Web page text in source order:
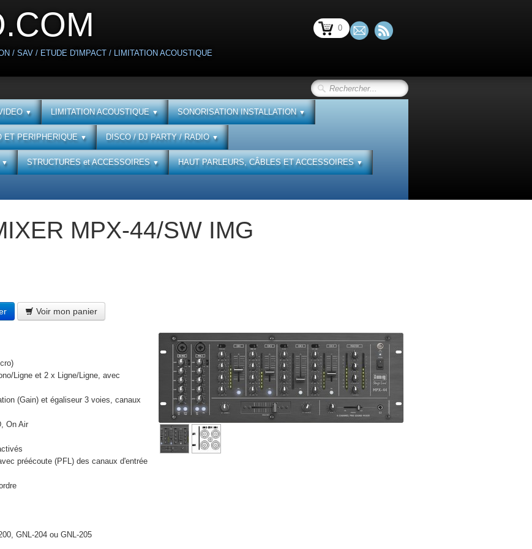
/ SAV / ETUDE D'IMPACT / LIMITATION ACOUSTIQUE
0
▼ LIMITATION ACOUSTIQUE▼ SONORISATION INSTALLATION▼
ET PERIPHERIQUE▼ DISCO / DJ PARTY / RADIO▼
▼ STRUCTURES et ACCESSOIRES▼ HAUT PARLEURS, CÂBLES ET ACCESSOIRES▼
MPX-44/SW IMG
Voir mon panier
Ligne et 2 x Ligne/Ligne, avec
(Gain) et égaliseur 3 voies, canaux
On Air
préécoute (PFL) des canaux d'entrée
GNL-204 ou GNL-205